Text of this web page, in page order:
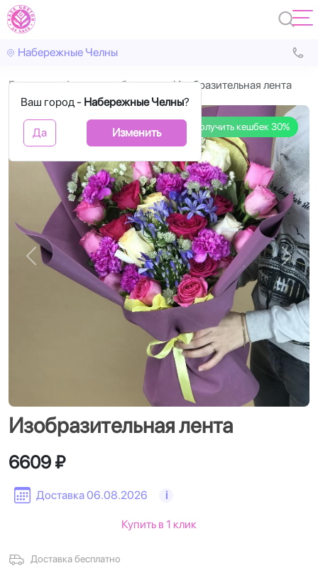
Набережные Челны
Ваш город - Набережные Челны?
Да Изменить
Главная Авторские букеты Изобразительная лента
Получить кешбек 30%
Назад
Изобразительная лента
Доставка 06.08.2026 i
6609 ₽
Доставка бесплатно
Купить в 1 клик